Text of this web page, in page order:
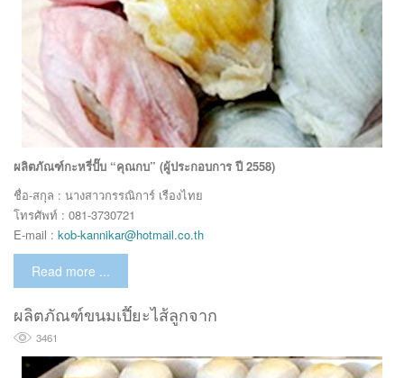
ผลิตภัณฑ์กะหรี่ปั๊บ “คุณกบ” (ผู้ประกอบการ ปี 2558)
ชื่อ-สกุล : นางสาวกรรณิการ์ เรืองไทย
โทรศัพท์ : 081-3730721
E-mail : kob-kannikar@hotmail.co.th
Read more ...
ผลิตภัณฑ์ขนมเปี๊ยะไส้ลูกจาก
3461